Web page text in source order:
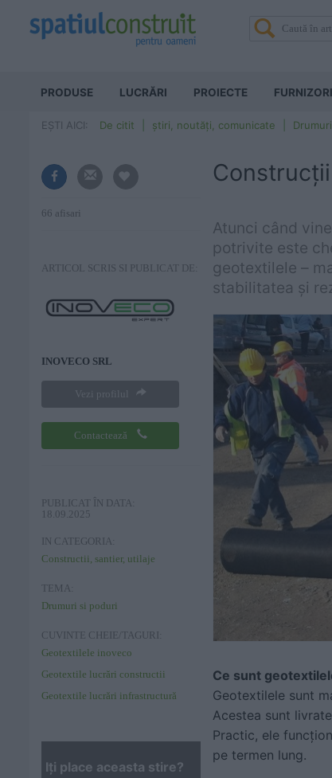
PRODUSE LUCRĂRI PROIECTE FURNIZORI
EȘTI AICI: De citit știri, noutăți, comunicate
66 afisari
ARTICOL SCRIS SI PUBLICAT DE:
INOVECO SRL
Vezi profilul
Contactează
PUBLICAT ÎN DATA:
18.09.2025
IN CATEGORIA:
Constructii, santier, utilaje
TEMA:
Drumuri si poduri
CUVINTE CHEIE/TAGURI:
Geotextilele inoveco
Geotextile lucrări constructii
Geotextile lucrări infrastructură
Iţi place aceasta stire?
Atunci când
potrivite este
geotextilele –
stabilitatea și
Ce sunt
Geotextilele sunt
Acestea sunt
Practic, ele
pe termen lung.